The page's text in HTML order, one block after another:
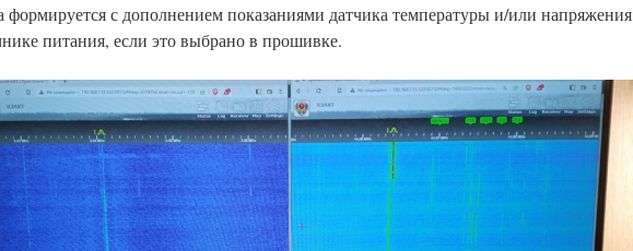
с дополнением показаниями датчика температуры и/или напряжения
питания, если это выбрано в прошивке.